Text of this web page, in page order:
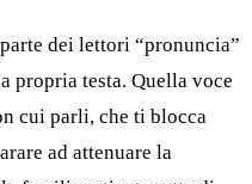
dei lettori “pronuncia”
propria testa. Quella voce
cui parli, che ti blocca
ad attenuare la